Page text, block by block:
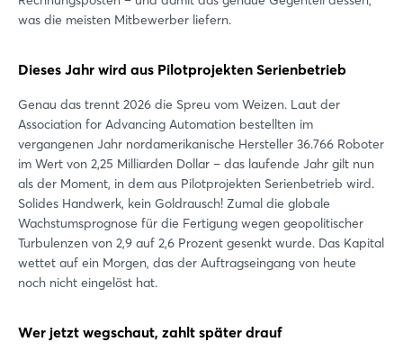
was die meisten Mitbewerber liefern.
Dieses Jahr wird aus Pilotprojekten Serienbetrieb
Genau das trennt 2026 die Spreu vom Weizen. Laut der
Association for Advancing Automation bestellten im
vergangenen Jahr nordamerikanische Hersteller 36.766 Roboter
im Wert von 2,25 Milliarden Dollar – das laufende Jahr gilt nun
als der Moment, in dem aus Pilotprojekten Serienbetrieb wird.
Solides Handwerk, kein Goldrausch! Zumal die globale
Wachstumsprognose für die Fertigung wegen geopolitischer
Turbulenzen von 2,9 auf 2,6 Prozent gesenkt wurde. Das Kapital
wettet auf ein Morgen, das der Auftragseingang von heute
noch nicht eingelöst hat.
Wer jetzt wegschaut, zahlt später drauf